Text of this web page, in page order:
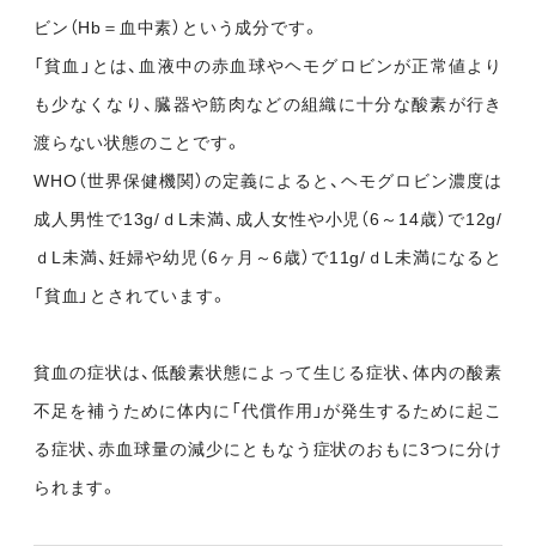
ビン（Hb＝血中素）という成分です。
「貧血」とは、血液中の赤血球やヘモグロビンが正常値より
も少なくなり、臓器や筋肉などの組織に十分な酸素が行き
渡らない状態のことです。
WHO（世界保健機関）の定義によると、ヘモグロビン濃度は
成人男性で13g/ｄL未満、成人女性や小児（6～14歳）で12g/
ｄL未満、妊婦や幼児（6ヶ月～6歳）で11g/ｄL未満になると
「貧血」とされています。
貧血の症状は、低酸素状態によって生じる症状、体内の酸素
不足を補うために体内に「代償作用」が発生するために起こ
る症状、赤血球量の減少にともなう症状のおもに3つに分け
られます。